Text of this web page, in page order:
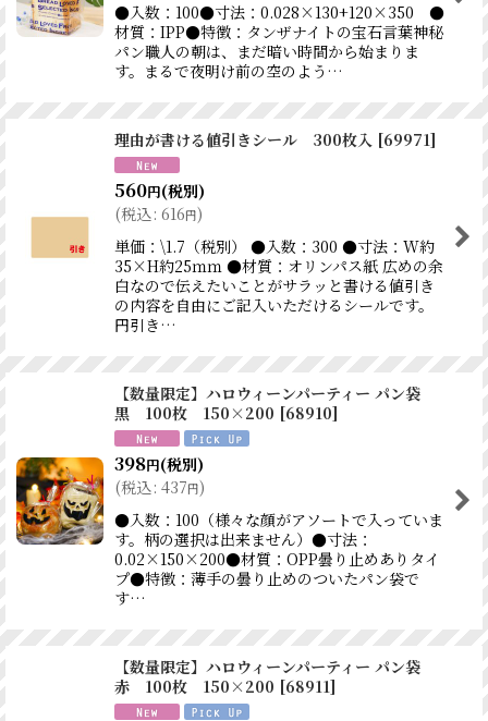
●入数：100●寸法：0.028×130+120×350 ●
材質：IPP●特徴：タンザナイトの宝石言葉神秘
パン職人の朝は、まだ暗い時間から始まりま
す。まるで夜明け前の空のよう…
理由が書ける値引きシール 300枚入 [69971]
560円(税別)
(税込: 616円)
単価：\1.7（税別） ●入数：300 ●寸法：W約
35×H約25ｍｍ ●材質：オリンパス紙 広めの余
白なので伝えたいことがサラッと書ける値引き
の内容を自由にご記入いただけるシールです。
円引き…
【数量限定】ハロウィーンパーティー パン袋
黒 100枚 150×200 [68910]
398円(税別)
(税込: 437円)
●入数：100（様々な顔がアソートで入っていま
す。柄の選択は出来ません）●寸法：
0.02×150×200●材質：OPP曇り止めありタイ
プ●特徴：薄手の曇り止めのついたパン袋で
す…
【数量限定】ハロウィーンパーティー パン袋
赤 100枚 150×200 [68911]